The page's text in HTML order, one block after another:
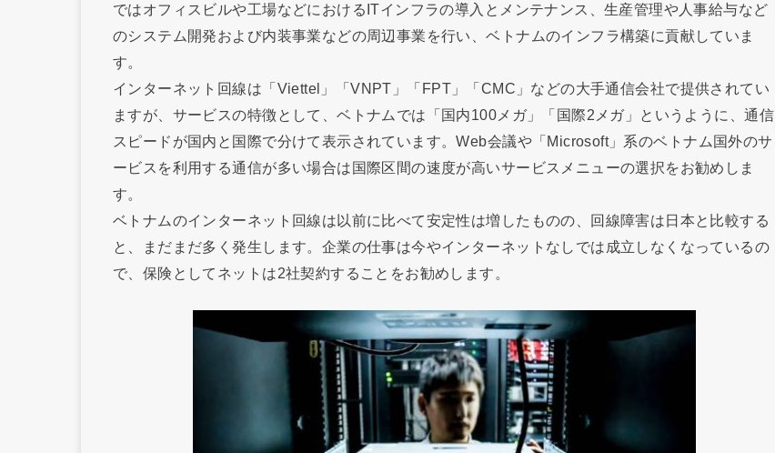
ではオフィスビルや工場などにおけるITインフラの導入とメンテナンス、生産管理や人事給与など
のシステム開発および内装事業などの周辺事業を行い、ベトナムのインフラ構築に貢献していま
す。
インターネット回線は「Viettel」「VNPT」「FPT」「CMC」などの大手通信会社で提供されてい
ますが、サービスの特徴として、ベトナムでは「国内100メガ」「国際2メガ」というように、通信
スピードが国内と国際で分けて表示されています。Web会議や「Microsoft」系のベトナム国外のサ
ービスを利用する通信が多い場合は国際区間の速度が高いサービスメニューの選択をお勧めしま
す。
ベトナムのインターネット回線は以前に比べて安定性は増したものの、回線障害は日本と比較する
と、まだまだ多く発生します。企業の仕事は今やインターネットなしでは成立しなくなっているの
で、保険としてネットは2社契約することをお勧めします。